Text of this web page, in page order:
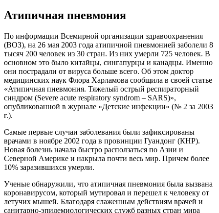
Атипичная пневмония
По информации Всемирной организации здравоохранения
(ВОЗ), на 26 мая 2003 года атипичной пневмонией заболели 8
тысяч 200 человек из 30 стран. Из них умерли 725 человек. В
основном это было китайцы, сингапурцы и канадцы. Именно
они пострадали от вируса больше всего. Об этом доктор
медицинских наук Флора Харламова сообщила в своей статье
«Атипичная пневмония. Тяжелый острый респираторный
синдром (Severe acute respiratory syndrom – SARS)»,
опубликованной в журнале «Детские инфекции» (№ 2 за 2003
г.).
Самые первые случаи заболевания были зафиксированы
врачами в ноябре 2002 года в провинции Гуандонг (КНР).
Новая болезнь начала быстро расползаться по Азии и
Северной Америке и накрыла почти весь мир. Причем более
10% заразившихся умерли.
Ученые обнаружили, что атипичная пневмония была вызвана
коронавирусом, который мутировал и перешел к человеку от
летучих мышей. Благодаря слаженным действиям врачей и
санитарно-эпидемиологических служб разных стран мира